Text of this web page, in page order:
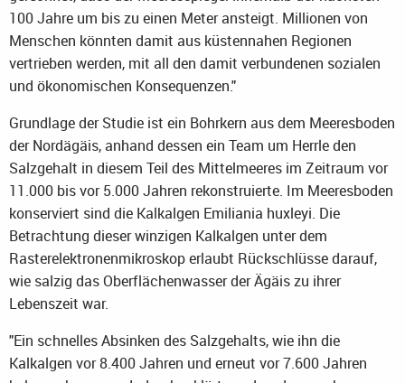
100 Jahre um bis zu einen Meter ansteigt. Millionen von
Menschen könnten damit aus küstennahen Regionen
vertrieben werden, mit all den damit verbundenen sozialen
und ökonomischen Konsequenzen."
Grundlage der Studie ist ein Bohrkern aus dem Meeresboden
der Nordägäis, anhand dessen ein Team um Herrle den
Salzgehalt in diesem Teil des Mittelmeeres im Zeitraum vor
11.000 bis vor 5.000 Jahren rekonstruierte. Im Meeresboden
konserviert sind die Kalkalgen Emiliania huxleyi. Die
Betrachtung dieser winzigen Kalkalgen unter dem
Rasterelektronenmikroskop erlaubt Rückschlüsse darauf,
wie salzig das Oberflächenwasser der Ägäis zu ihrer
Lebenszeit war.
"Ein schnelles Absinken des Salzgehalts, wie ihn die
Kalkalgen vor 8.400 Jahren und erneut vor 7.600 Jahren